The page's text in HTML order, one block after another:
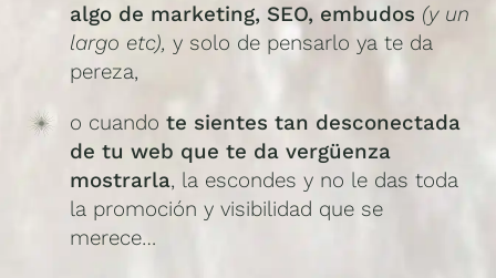
algo de marketing, SEO, embudos (y un
largo etc), y solo de pensarlo ya te da
pereza,
o cuando te sientes tan desconectada
de tu web que te da vergüenza
mostrarla, la escondes y no le das toda
la promoción y visibilidad que se
merece…